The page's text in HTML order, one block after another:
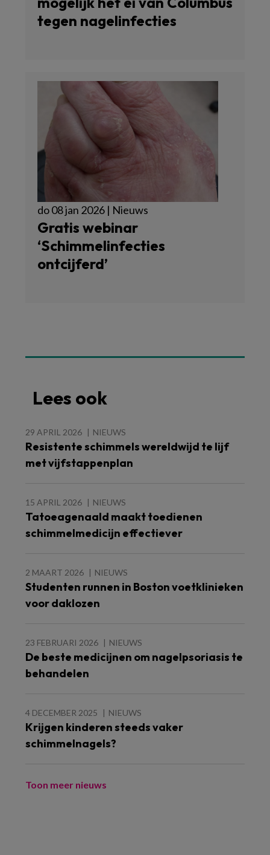
tegen nagelinfecties
do 08 jan 2026 | Nieuws
Gratis webinar
‘Schimmelinfecties
ontcijferd’
Lees ook
29 APRIL 2026 NIEUWS
Resistente schimmels wereldwijd te lijf
met vijfstappenplan
15 APRIL 2026 NIEUWS
Tatoeagenaald maakt toedienen
schimmelmedicijn effectiever
2 MAART 2026 NIEUWS
Studenten runnen in Boston voetklinieken
voor daklozen
23 FEBRUARI 2026 NIEUWS
De beste medicijnen om nagelpsoriasis te
behandelen
4 DECEMBER 2025 NIEUWS
Krijgen kinderen steeds vaker
schimmelnagels?
Toon meer nieuws